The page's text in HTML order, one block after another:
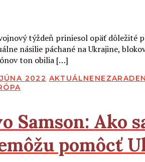
týždeň priniesol opäť dôležité
násilie páchané na Ukrajine,
ton obilia […]
2022 AKTUÁLNE
Samson: Ako
pomôcť